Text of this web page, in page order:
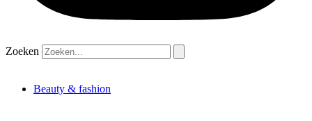
Zoeken
Beauty & fashion